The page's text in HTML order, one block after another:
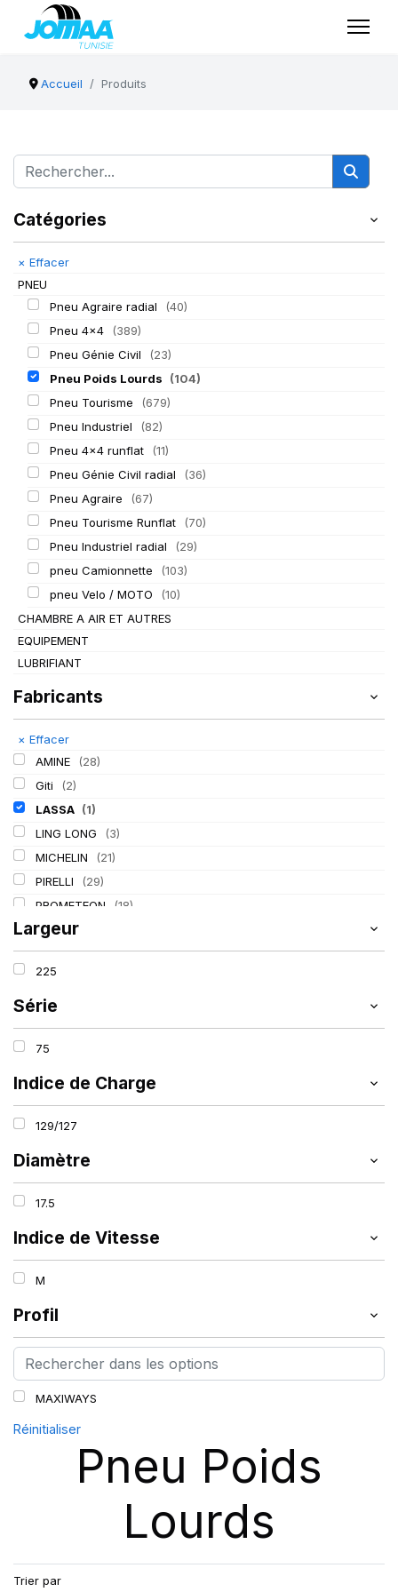
Accueil Produits
Catégories
× Effacer
PNEU
Pneu Agraire radial
(40)
Pneu 4x4
(389)
Pneu Génie Civil
(23)
Pneu Poids Lourds
(104)
Pneu Tourisme
(679)
Pneu Industriel
(82)
Pneu 4x4 runflat
(11)
Pneu Génie Civil radial
(36)
Pneu Agraire
(67)
Pneu Tourisme Runflat
(70)
Pneu Industriel radial
(29)
pneu Camionnette
(103)
pneu Velo / MOTO
(10)
CHAMBRE A AIR ET AUTRES
EQUIPEMENT
LUBRIFIANT
Fabricants
× Effacer
AMINE
(28)
Giti
(2)
LASSA (1)
LING LONG
(3)
MICHELIN
(21)
PIRELLI
(29)
PROMETEON
(18)
TIGAR (2)
Largeur
225
Série
75
Indice de Charge
129/127
Diamètre
17.5
Indice de Vitesse
M
Profil
MAXIWAYS
Réinitialiser
Pneu Poids
Lourds
Trier par